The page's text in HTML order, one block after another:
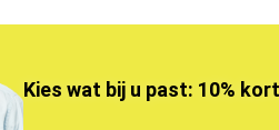
Kies wat bij u past: 10%